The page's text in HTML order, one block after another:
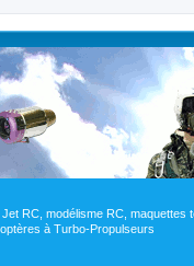
RC, modélisme RC, maquettes
à Turbo-Propulseurs